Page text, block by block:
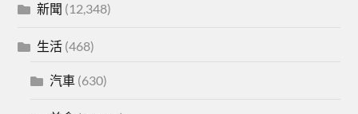
新聞 (12,348)
生活 (468)
汽車 (630)